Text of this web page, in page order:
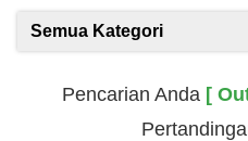
Semua Kategori
Pencarian Anda [